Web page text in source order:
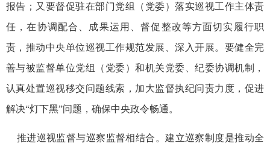
报告；又要督促驻在部门党组（党委）落实巡视工作主体责
任，在协调配合、成果运用、督促整改等方面切实履行职
责，推动中央单位巡视工作规范发展、深入开展。要健全完
善与被监督单位党组（党委）和机关党委、纪委协调机制，
认真处置巡视移交问题线索，加大监督执纪问责力度，促进
解决“灯下黑”问题，确保中央政令畅通。
推进巡视监督与巡察监督相结合。建立巡察制度是推动全